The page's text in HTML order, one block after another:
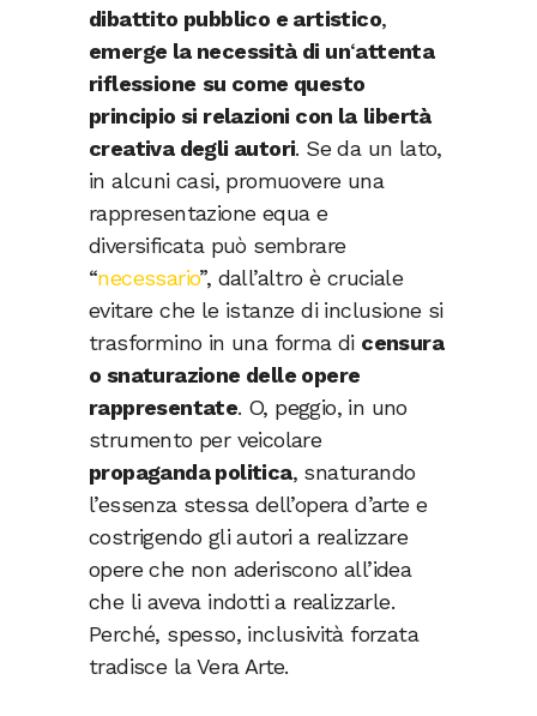
dibattito pubblico e artistico,
emerge la necessità di un‘attenta
riflessione su come questo
principio si relazioni con la libertà
creativa degli autori. Se da un lato,
in alcuni casi, promuovere una
rappresentazione equa e
diversificata può sembrare
“necessario”, dall’altro è cruciale
evitare che le istanze di inclusione si
trasformino in una forma di censura
o snaturazione delle opere
rappresentate. O, peggio, in uno
strumento per veicolare
propaganda politica, snaturando
l’essenza stessa dell’opera d’arte e
costrigendo gli autori a realizzare
opere che non aderiscono all’idea
che li aveva indotti a realizzarle.
Perché, spesso, inclusività forzata
tradisce la Vera Arte.